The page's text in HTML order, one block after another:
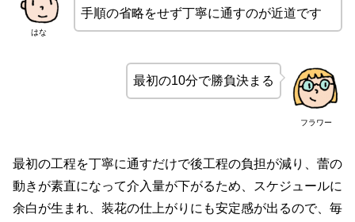
はな
手順の省略をせず丁寧に通すのが近道です
フラワー
最初の10分で勝負決まる
最初の工程を丁寧に通すだけで後工程の負担が減り、蕾の
動きが素直になって介入量が下がるため、スケジュールに
余白が生まれ、装花の仕上がりにも安定感が出るので、毎